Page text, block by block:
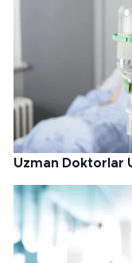
Uzman Doktorlar